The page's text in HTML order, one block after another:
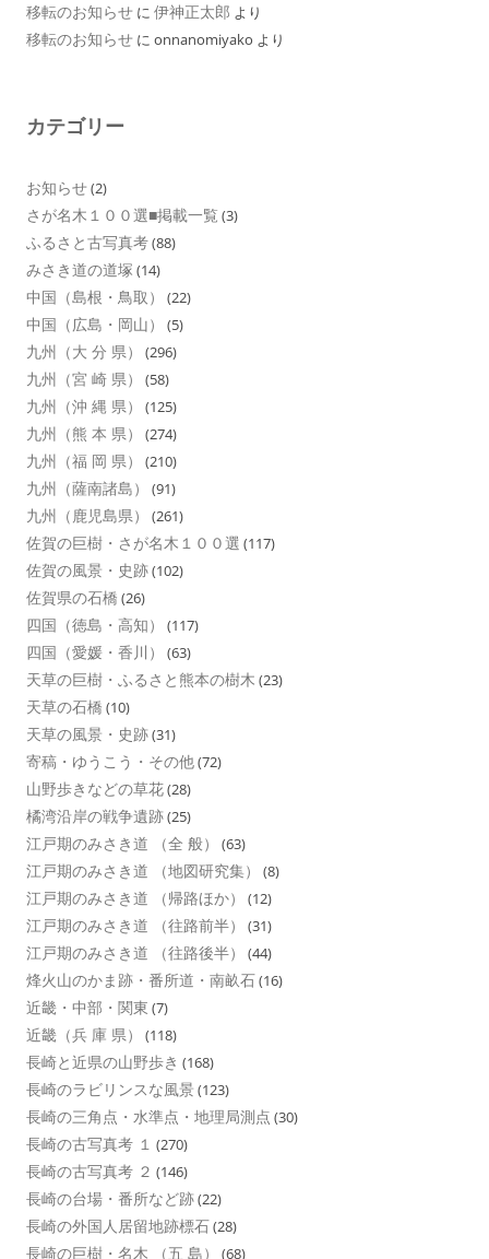
移転のお知らせ に 伊神正太郎 より
移転のお知らせ に onnanomiyako より
カテゴリー
お知らせ(2)
さが名木１００選■掲載一覧 (3)
ふるさと古写真考(88)
みさき道の道塚 (14)
中国（島根・鳥取） (22)
中国（広島・岡山） (5)
九州（大 分 県） (296)
九州（宮 崎 県） (58)
九州（沖 縄 県） (125)
九州（熊 本 県） (274)
九州（福 岡 県） (210)
九州（薩南諸島） (91)
九州（鹿児島県） (261)
佐賀の巨樹・さが名木１００選 (117)
佐賀の風景・史跡(102)
佐賀県の石橋 (26)
四国（徳島・高知） (117)
四国（愛媛・香川） (63)
天草の巨樹・ふるさと熊本の樹木 (23)
天草の石橋 (10)
天草の風景・史跡(31)
寄稿・ゆうこう・その他(72)
山野歩きなどの草花(28)
橘湾沿岸の戦争遺跡(25)
江戸期のみさき道 （全 般） (63)
江戸期のみさき道 （地図研究集） (8)
江戸期のみさき道 （帰路ほか） (12)
江戸期のみさき道 （往路前半） (31)
江戸期のみさき道 （往路後半） (44)
烽火山のかま跡・番所道・南畝石(16)
近畿・中部・関東 (7)
近畿（兵 庫 県） (118)
長崎と近県の山野歩き (168)
長崎のラビリンスな風景 (123)
長崎の三角点・水準点・地理局測点 (30)
長崎の古写真考 １ (270)
長崎の古写真考 ２ (146)
長崎の台場・番所など跡(22)
長崎の外国人居留地跡標石(28)
長崎の巨樹・名木 （五 島） (68)